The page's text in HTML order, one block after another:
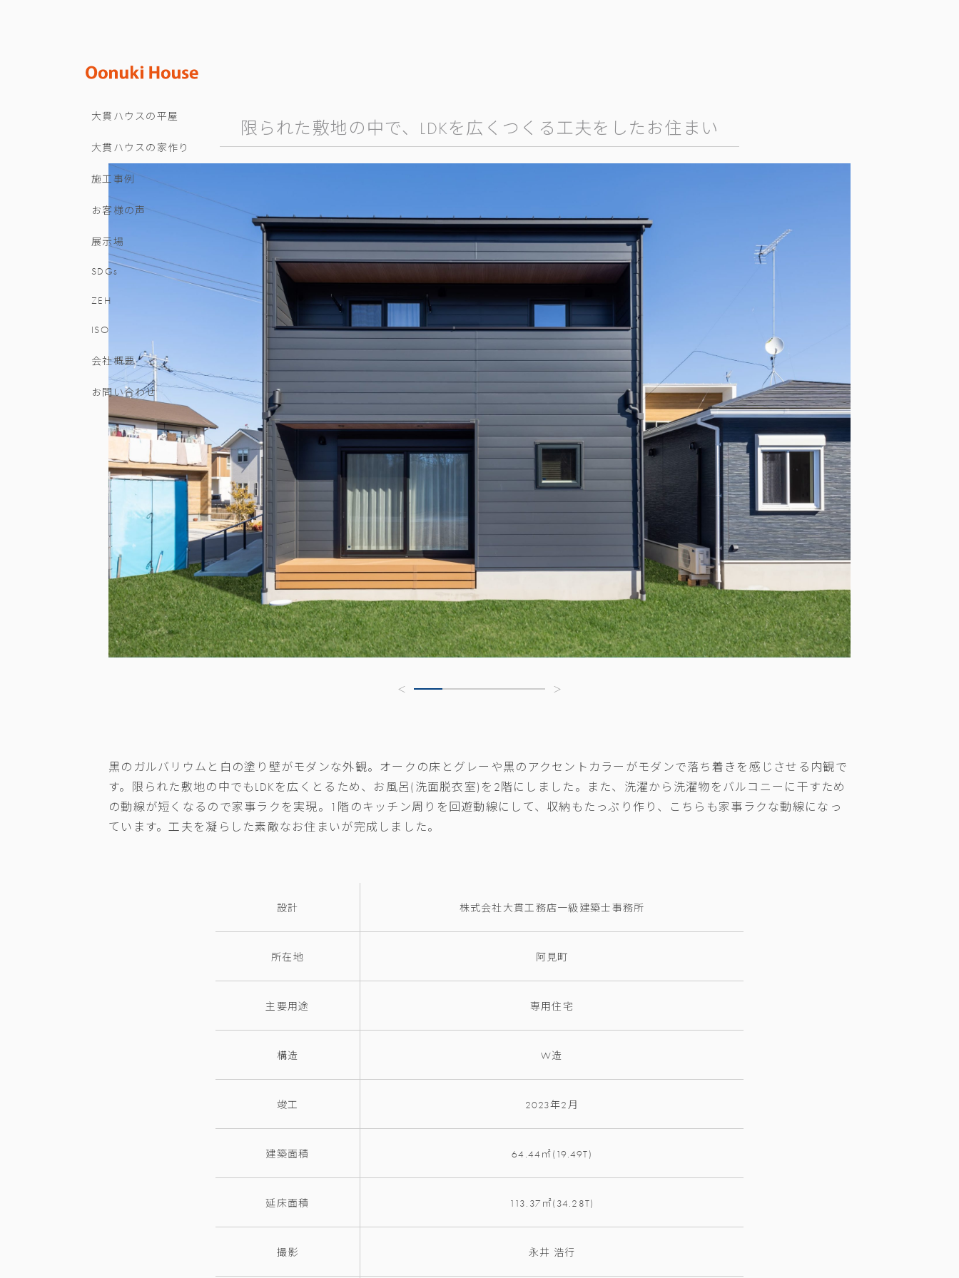
大貫ハウスの平屋
大貫ハウスの家作り
施工事例
お客様の声
展示場
SDGs
ZEH
ISO
会社概要
お問い合わせ
限られた敷地の中で、LDKを広くつくる工夫をしたお住まい
黒のガルバリウムと白の塗り壁がモダンな外観。オークの床とグレーや黒のアクセントカラーがモダンで落ち着きを感じさせる内観で
す。限られた敷地の中でも LDK を広くとるため、お風呂 ( 洗面脱衣室) を 2 階にしました。また、洗濯から洗濯物をバルコニーに干すため
の動線が短くなるので家事ラクを実現。
1 階のキッチン周りを回遊動線にして、収納もたっぷり作り、こちらも家事ラクな動線になっ
ています。工夫を凝らした素敵なお住まいが完成しました。
設計 株式会社大貫工務店一級建築士事務所
所在地 阿見町
主要用途 専用住宅
構造 W造
竣工 2023年2月
建築面積 64.44㎡(19.49T)
延床面積 113.37㎡(34.28T)
撮影 永井 浩行